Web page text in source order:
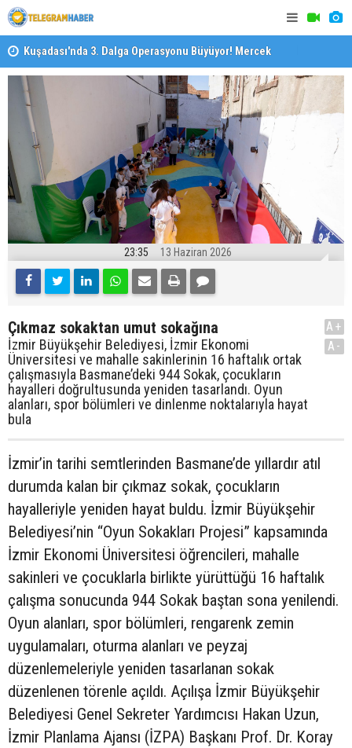
Kuşadası'nda 3. Dalga Operasyonu Büyüyor! Mercek
Altındaki Dosya: 2023 İmar Planları
23:35 13 Haziran 2026
Çıkmaz sokaktan umut sokağına
İzmir Büyükşehir Belediyesi, İzmir Ekonomi
Üniversitesi ve mahalle sakinlerinin 16 haftalık ortak
çalışmasıyla Basmane’deki 944 Sokak, çocukların
hayalleri doğrultusunda yeniden tasarlandı. Oyun
alanları, spor bölümleri ve dinlenme noktalarıyla hayat
bula
A+
A-
İzmir’in tarihi semtlerinden Basmane’de yıllardır atıl
durumda kalan bir çıkmaz sokak, çocukların
hayalleriyle yeniden hayat buldu. İzmir Büyükşehir
Belediyesi’nin “Oyun Sokakları Projesi” kapsamında
İzmir Ekonomi Üniversitesi öğrencileri, mahalle
sakinleri ve çocuklarla birlikte yürüttüğü 16 haftalık
çalışma sonucunda 944 Sokak baştan sona yenilendi.
Oyun alanları, spor bölümleri, rengarenk zemin
uygulamaları, oturma alanları ve peyzaj
düzenlemeleriyle yeniden tasarlanan sokak
düzenlenen törenle açıldı. Açılışa İzmir Büyükşehir
Belediyesi Genel Sekreter Yardımcısı Hakan Uzun,
İzmir Planlama Ajansı (İZPA) Başkanı Prof. Dr. Koray